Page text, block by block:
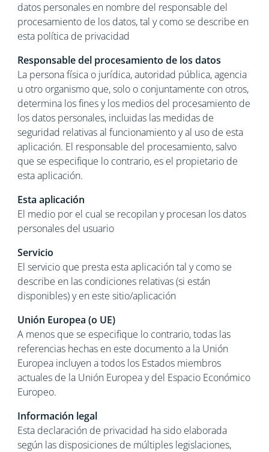
datos personales en nombre del responsable del
procesamiento de los datos, tal y como se describe en
esta política de privacidad
Responsable del procesamiento de los datos
La persona física o jurídica, autoridad pública, agencia
u otro organismo que, solo o conjuntamente con otros,
determina los fines y los medios del procesamiento de
los datos personales, incluidas las medidas de
seguridad relativas al funcionamiento y al uso de esta
aplicación. El responsable del procesamiento, salvo
que se especifique lo contrario, es el propietario de
esta aplicación.
Esta aplicación
El medio por el cual se recopilan y procesan los datos
personales del usuario
Servicio
El servicio que presta esta aplicación tal y como se
describe en las condiciones relativas (si están
disponibles) y en este sitio/aplicación
Unión Europea (o UE)
A menos que se especifique lo contrario, todas las
referencias hechas en este documento a la Unión
Europea incluyen a todos los Estados miembros
actuales de la Unión Europea y del Espacio Económico
Europeo.
Información legal
Esta declaración de privacidad ha sido elaborada
según las disposiciones de múltiples legislaciones,